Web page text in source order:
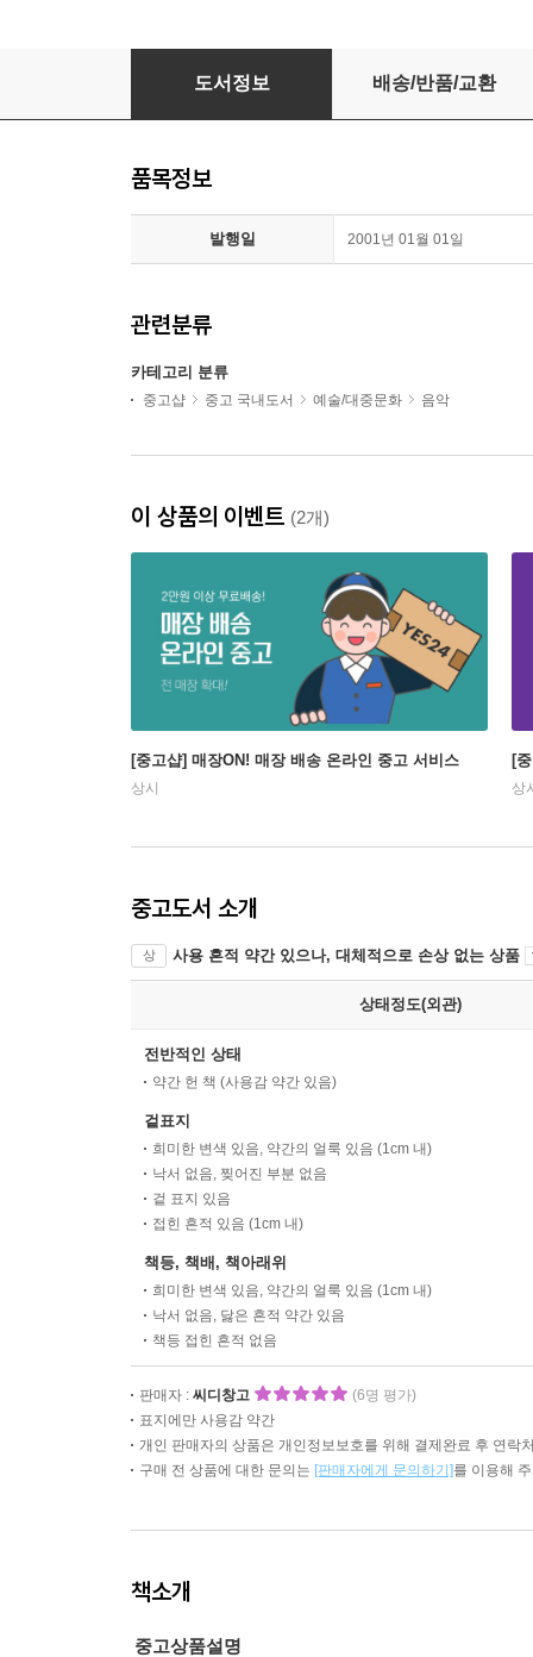
월간 배설주의보 1
도서정보 배송/반품/교환
품목정보
발행일 2001년 01월 01일
관련분류
카테고리 분류
중고샵 중고 국내도서 예술/대중문화 음악
이 상품의 이벤트 (2개)
[중고샵] 매장ON! 매장 배송 온라인 중고 서비스
상시
[
상
중고도서 소개
상 사용 흔적 약간 있으나, 대체적으로 손상 없는 상품
상태정도(외관)
전반적인 상태
약간 헌 책 (사용감 약간 있음)
겉표지
희미한 변색 있음, 약간의 얼룩 있음 (1cm 내)
낙서 없음, 찢어진 부분 없음
겉 표지 있음
접힌 흔적 있음 (1cm 내)
책등, 책배, 책아래위
희미한 변색 있음, 약간의 얼룩 있음 (1cm 내)
낙서 없음, 닳은 흔적 약간 있음
책등 접힌 흔적 없음
판매자 : 씨디창고
(6명 평가)
표지에만 사용감 약간
개인 판매자의 상품은 개인정보보호를 위해 결제완료 후 연락
구매 전 상품에 대한 문의는 [판매자에게 문의하기]를 이용해
책소개
중고상품설명